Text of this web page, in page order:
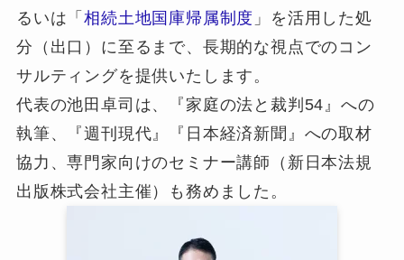
るいは「相続土地国庫帰属制度 」を活用した処
分（出口）に至るまで、長期的な視点でのコン
サルティングを提供いたします。
代表の池田卓司は、『家庭の法と裁判54』への
執筆、『週刊現代』『日本経済新聞』への取材
協力、専門家向けのセミナー講師（新日本法規
出版株式会社主催）も務めました。